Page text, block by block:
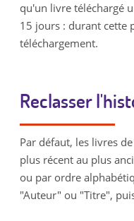
qu'un livre téléchargé
15 jours : durant cette
téléchargement.
Reclasser
Par défaut, les livres
plus récent au plus
ou par ordre
"Auteur" ou "Titre",